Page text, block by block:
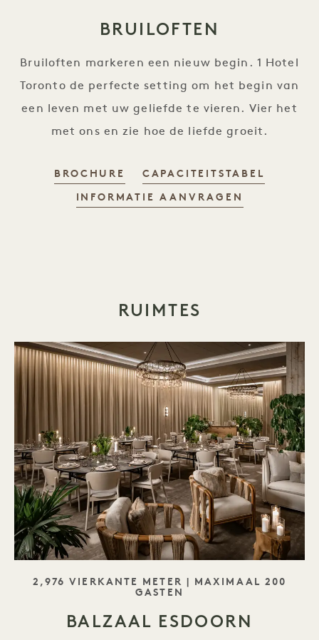
BRUILOFTEN
Bruiloften markeren een nieuw begin. 1 Hotel
Toronto de perfecte setting om het begin van
een leven met uw geliefde te vieren. Vier het
met ons en zie hoe de liefde groeit.
BROCHURE CAPACITEITSTABEL
INFORMATIE AANVRAGEN
RUIMTES
SLOGAN
2,976 VIERKANTE METER | MAXIMAAL 200
GASTEN
BALZAAL ESDOORN